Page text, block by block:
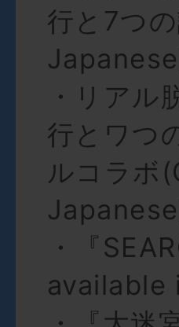
行と7つ
・リアル
行とワつ
ルコラボ
・『
available